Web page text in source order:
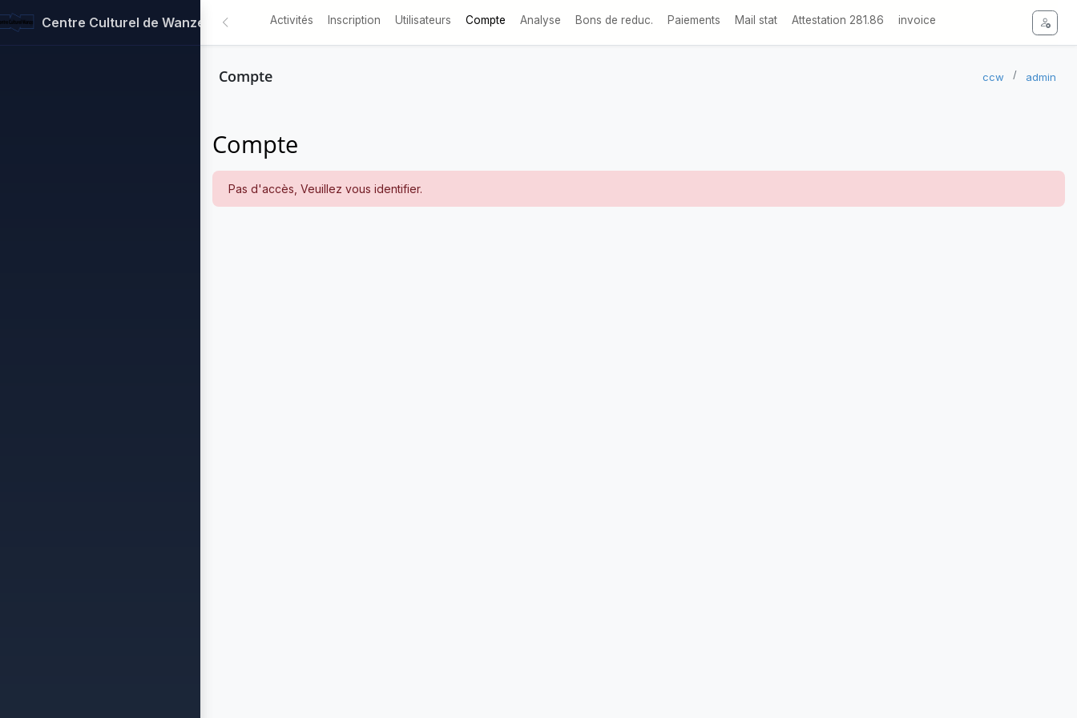
Activités Inscription Utilisateurs Compte (courante)
Analyse Bons de reduc. Paiements Mail stat Attestation 281.86 invoice
Centre Culturel de Wanze
Compte ccw admin
Compte
Pas d'accès, Veuillez vous identifier.